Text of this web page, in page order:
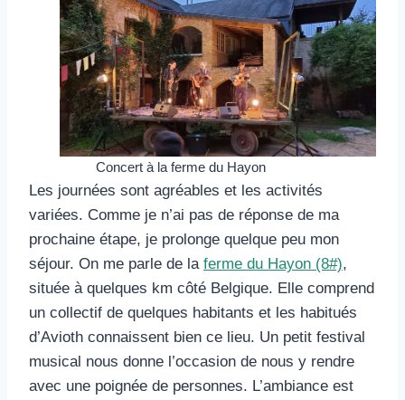
Concert à la ferme du Hayon
Les journées sont agréables et les activités
variées. Comme je n’ai pas de réponse de ma
prochaine étape, je prolonge quelque peu mon
séjour. On me parle de la ferme du Hayon (8#),
située à quelques km côté Belgique. Elle comprend
un collectif de quelques habitants et les habitués
d’Avioth connaissent bien ce lieu. Un petit festival
musical nous donne l’occasion de nous y rendre
avec une poignée de personnes. L’ambiance est